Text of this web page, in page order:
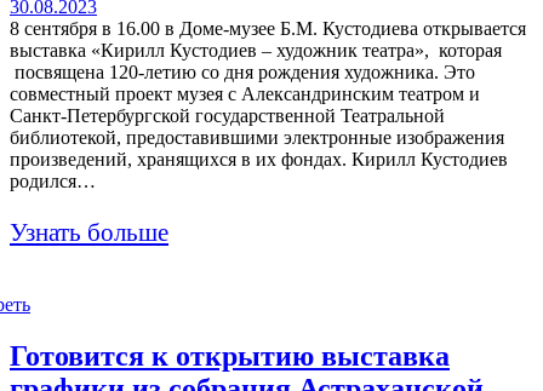
30.08.2023
8 сентября в 16.00 в Доме-музее Б.М. Кустодиева открывается
выставка «Кирилл Кустодиев – художник театра», которая
посвящена 120-летию со дня рождения художника. Это
совместный проект музея с Александринским театром и
Санкт-Петербургской государственной Театральной
библиотекой, предоставившими электронные изображения
произведений, хранящихся в их фондах. Кирилл Кустодиев
родился…
Узнать больше
Готовится к открытию выставка